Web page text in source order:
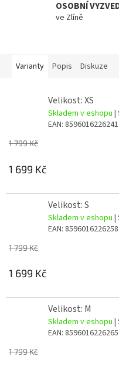
OSOBNÍ
ve Zlíně
Varianty Popis Diskuze
Velikost: XS
Skladem v eshopu |
EAN: 8596016226241
1 799 Kč
1 699 Kč
Velikost: S
Skladem v eshopu |
EAN: 8596016226258
1 799 Kč
1 699 Kč
Velikost: M
Skladem v eshopu |
EAN: 8596016226265
1 799 Kč